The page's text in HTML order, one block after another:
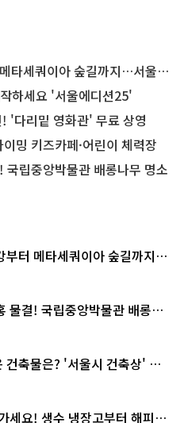
이아 숲길까지…서울둘레길 15코스
하세요 '서울에디션25'
'다리밑 영화관' 무료 상영
밍 키즈카페·어린이 체력장
립중앙박물관 배롱나무 명소
부터 메타세쿼이아 숲길까지…
물결! 국립중앙박물관 배롱나
건축물은? '서울시 건축상' 수
세요! 생수 냉장고부터 해피소